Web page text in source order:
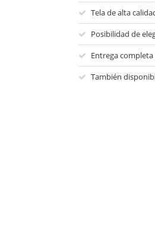
Tela de alta
Posibilidad de
Entrega
También